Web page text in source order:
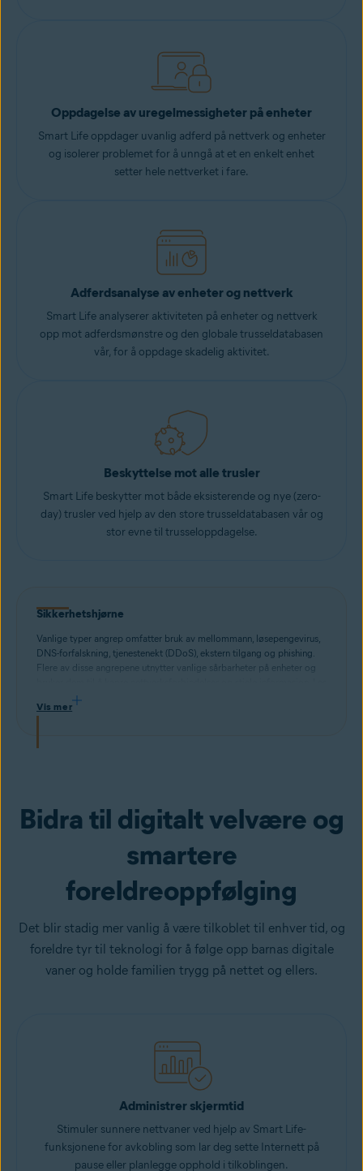
Oppdagelse av uregelmessigheter på enheter
Smart Life oppdager uvanlig adferd på nettverk og enheter
og isolerer problemet for å unngå at et en enkelt enhet
setter hele nettverket i fare.
Adferdsanalyse av enheter og nettverk
Smart Life analyserer aktiviteten på enheter og nettverk
opp mot adferdsmønstre og den globale trusseldatabasen
vår, for å oppdage skadelig aktivitet.
Beskyttelse mot alle trusler
Smart Life beskytter mot både eksisterende og nye (zero-
day) trusler ved hjelp av den store trusseldatabasen vår og
stor evne til trusseloppdagelse.
Sikkerhetshjørne
Vanlige typer angrep omfatter bruk av mellommann, løsepengevirus,
DNS-forfalskning, tjenestenekt (DDoS), ekstern tilgang og phishing.
Flere av disse angrepene utnytter vanlige sårbarheter på enheter og
mer om forskjellige typer sikkerhetstrusler og hvordan du kan
beskytte deg mot dem.
Vis mer
Bidra til digitalt velvære og
smartere
foreldreoppfølging
Det blir stadig mer vanlig å være tilkoblet til enhver tid, og
foreldre tyr til teknologi for å følge opp barnas digitale
vaner og holde familien trygg på nettet og ellers.
Administrer skjermtid
Stimuler sunnere nettvaner ved hjelp av Smart Life-
funksjonene for avkobling som lar deg sette Internett på
pause eller planlegge opphold i tilkoblingen.